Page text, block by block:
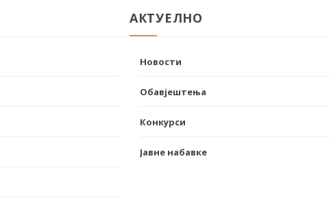
АКТУЕЛНО
Новости
Обавјештења
Конкурси
Јавне набавке